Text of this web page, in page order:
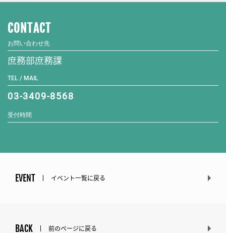
CONTACT
お問い合わせ先
庶務部庶務課
TEL / MAIL
03-3409-8568
受付時間
EVENT イベント一覧に戻る
BACK 前のページに戻る